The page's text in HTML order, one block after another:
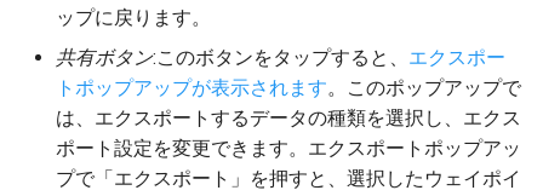
ップに戻ります。
共有ボタン:このボタンをタップすると、 エクスポー
トポップアップが表示されます。このポップアップで
は、エクスポートするデータの種類を選択し、エクス
ポート設定を変更できます。エクスポートポップアッ
プで「エクスポート」を押すと、選択したウェイポイ